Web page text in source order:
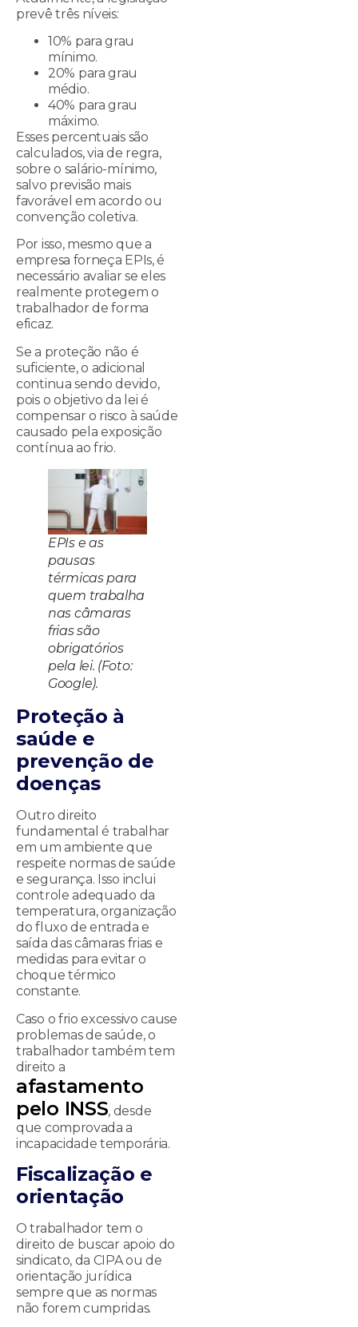
prevê três níveis:
10% para grau
mínimo.
20% para grau
médio.
40% para grau
máximo.
Esses percentuais são
calculados, via de regra,
sobre o salário-mínimo,
salvo previsão mais
favorável em acordo ou
convenção coletiva.
Por isso, mesmo que a
empresa forneça EPIs, é
necessário avaliar se eles
realmente protegem o
trabalhador de forma
eficaz.
Se a proteção não é
suficiente, o adicional
continua sendo devido,
pois o objetivo da lei é
compensar o risco à saúde
causado pela exposição
contínua ao frio.
EPIs e as
pausas
térmicas para
quem trabalha
nas câmaras
frias são
obrigatórios
pela lei. (Foto:
Google).
Proteção à
saúde e
prevenção de
doenças
Outro direito
fundamental é trabalhar
em um ambiente que
respeite normas de saúde
e segurança. Isso inclui
controle adequado da
temperatura, organização
do fluxo de entrada e
saída das câmaras frias e
medidas para evitar o
choque térmico
constante.
Caso o frio excessivo cause
problemas de saúde, o
trabalhador também tem
direito a
afastamento
pelo INSS, desde
que comprovada a
incapacidade temporária.
Fiscalização e
orientação
O trabalhador tem o
direito de buscar apoio do
sindicato, da CIPA ou de
orientação jurídica
sempre que as normas
não forem cumpridas.